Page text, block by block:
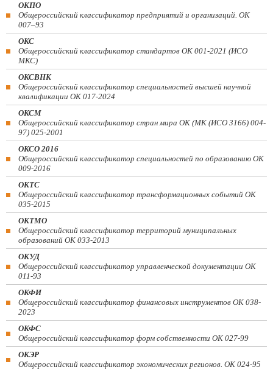
ОКПО
Общероссийский классификатор предприятий и организаций. ОК
007–93
ОКС
Общероссийский классификатор стандартов ОК 001-2021 (ИСО
МКС)
ОКСВНК
Общероссийский классификатор специальностей высшей научной
квалификации ОК 017-2024
ОКСМ
Общероссийский классификатор стран мира ОК (МК (ИСО 3166) 004-
97) 025-2001
ОКСО 2016
Общероссийский классификатор специальностей по образованию ОК
009-2016
ОКТС
Общероссийский классификатор трансформационных событий ОК
035-2015
ОКТМО
Общероссийский классификатор территорий муниципальных
образований ОК 033-2013
ОКУД
Общероссийский классификатор управленческой документации ОК
011-93
ОКФИ
Общероссийский классификатор финансовых инструментов OK 038-
2023
ОКФС
Общероссийский классификатор форм собственности ОК 027-99
ОКЭР
Общероссийский классификатор экономических регионов. ОК 024-95